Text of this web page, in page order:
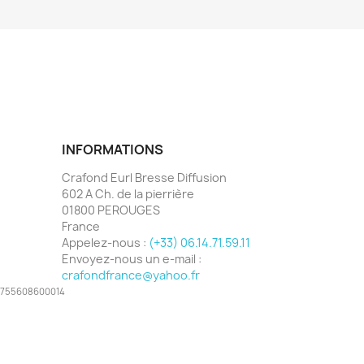
INFORMATIONS
Crafond Eurl Bresse Diffusion
602 A Ch. de la pierrière
01800 PEROUGES
France
Appelez-nous : (+33) 06.14.71.59.11
Envoyez-nous un e-mail :
crafondfrance@yahoo.fr